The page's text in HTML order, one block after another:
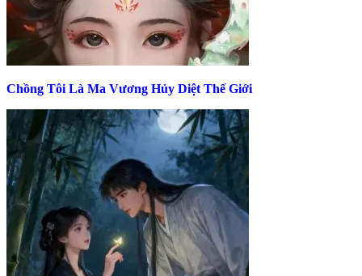
Chồng Tôi Là Ma Vương Hủy Diệt Thế Giới